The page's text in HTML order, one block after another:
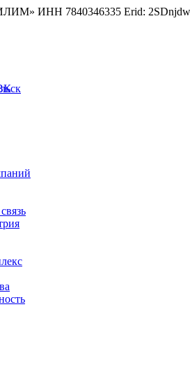
ИНН 7840346335 Erid: